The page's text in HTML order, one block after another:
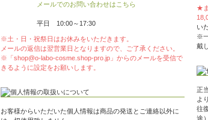
メールでのお問い合わせはこちら
平日 10:00～17:30
※土・日・祝祭日はお休みをいただきます。
メールの返信は翌営業日となりますので、ご了承ください。
※「shop@o-labo-cosme.shop-pro.jp」からのメールを受信で
きるように設定をお願いします。
お客様からいただいた個人情報は商品の発送とご連絡以外に
★
い
※
戴
正
よ
往
途